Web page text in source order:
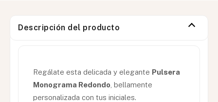
Descripción del producto
Regálate esta delicada y elegante Pulsera
Monograma Redondo , bellamente
personalizada con tus iniciales.